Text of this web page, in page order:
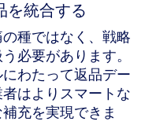
を統合する
種ではなく、戦略
必要があります。
わたって返品デー
はよりスマートな
充を実現できま